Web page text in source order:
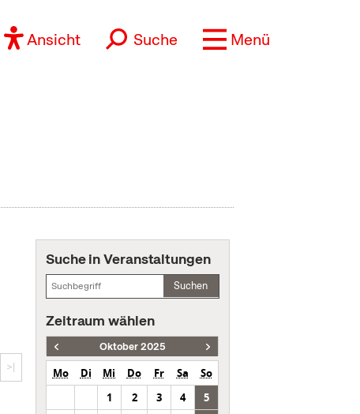
Ansicht Suche Menü
>|
Suche in Veranstaltungen
Suchen
Zeitraum wählen
Oktober 2025
Mo Di Mi Do Fr Sa
So
1
2 3 4
5